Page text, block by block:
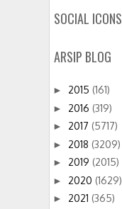
SOCIAL ICONS
ARSIP BLOG
► 2015 (161)
► 2016 (319)
► 2017 (5717)
► 2018 (3209)
► 2019 (2015)
► 2020 (1629)
► 2021 (365)